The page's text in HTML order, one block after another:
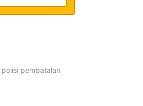
pembatalan